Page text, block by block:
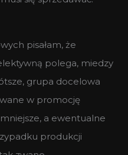
pisałam, że
polega, miedzy
grupa docelowa
w promocję
a ewentualne
produkcji